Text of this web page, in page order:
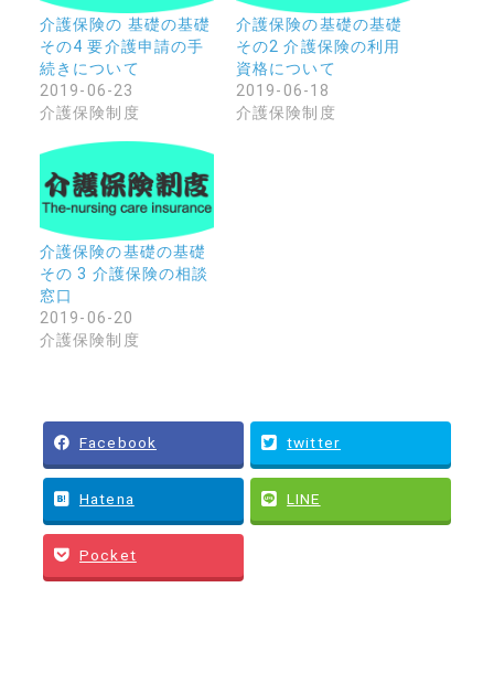
介護保険の 基礎の基礎
その4 要介護申請の手
続きについて
2019-06-23
介護保険制度
介護保険の基礎の基礎
その2 介護保険の利用
資格について
2019-06-18
介護保険制度
介護保険の基礎の基礎
その 3 介護保険の相談
窓口
2019-06-20
介護保険制度
Facebook twitter
Hatena LINE
Pocket